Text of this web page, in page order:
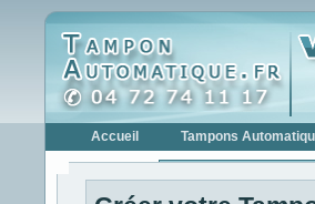
Accueil Tampons
Tampons Encreurs